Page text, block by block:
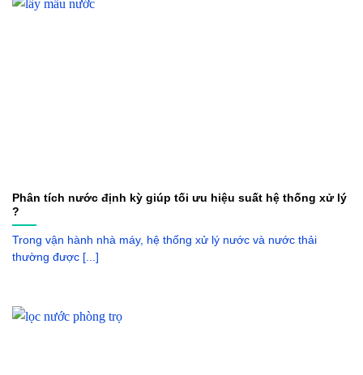
Phân tích nước định kỳ giúp tối ưu hiệu suất hệ thống xử lý
?
Trong vận hành nhà máy, hệ thống xử lý nước và nước thải
thường được [...]